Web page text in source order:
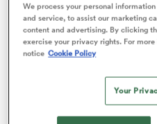
We process your personal
and service, to assist our marketing
content and advertising. By clicking
exercise your privacy rights. For
notice Cookie Policy
Your